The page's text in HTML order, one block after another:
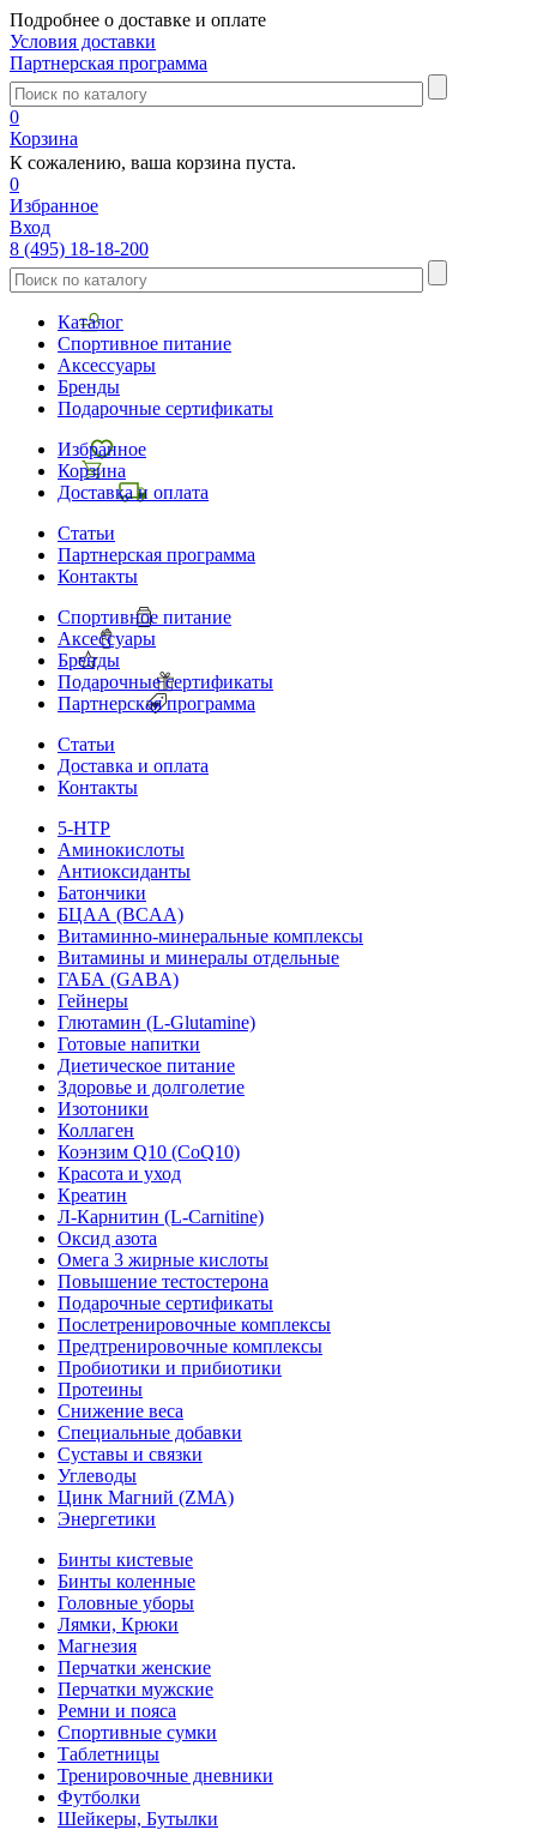
Подробнее о доставке и оплате
Условия доставки
Партнерская программа
0
Корзина
К сожалению, ваша корзина пуста.
0
Избранное
Вход
8 (495) 18-18-200
Каталог
Спортивное питание
Аксессуары
Бренды
Подарочные сертификаты
Избранное
Корзина
Доставка и оплата
Статьи
Партнерская программа
Контакты
Спортивное питание
Аксессуары
Бренды
Подарочные сертификаты
Партнерская программа
Статьи
Доставка и оплата
Контакты
5-HTP
Аминокислоты
Антиоксиданты
Батончики
БЦАА (BCAA)
Витаминно-минеральные комплексы
Витамины и минералы отдельные
ГАБА (GABA)
Гейнеры
Глютамин (L-Glutamine)
Готовые напитки
Диетическое питание
Здоровье и долголетие
Изотоники
Коллаген
Коэнзим Q10 (CoQ10)
Красота и уход
Креатин
Л-Карнитин (L-Сarnitine)
Оксид азота
Омега 3 жирные кислоты
Повышение тестостерона
Подарочные сертификаты
Послетренировочные комплексы
Предтренировочные комплексы
Пробиотики и прибиотики
Протеины
Снижение веса
Специальные добавки
Суставы и связки
Углеводы
Цинк Магний (ZMA)
Энергетики
Бинты кистевые
Бинты коленные
Головные уборы
Лямки, Крюки
Магнезия
Перчатки женские
Перчатки мужские
Ремни и пояса
Спортивные сумки
Таблетницы
Тренировочные дневники
Футболки
Шейкеры, Бутылки